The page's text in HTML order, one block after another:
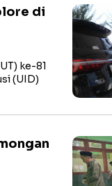
di
ke-81
(UID)